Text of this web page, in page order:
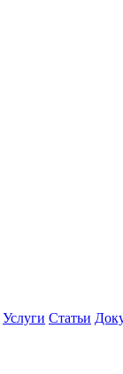
Услуги Статьи